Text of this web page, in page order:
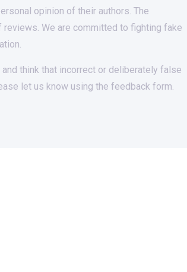
opinion of their authors. The
We are committed to fighting fake
think that incorrect or deliberately false
let us know using the feedback form.